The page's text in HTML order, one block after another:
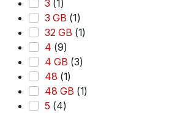
3 (1)
3 GB (1)
32 GB (1)
4 (9)
4 GB (3)
48 (1)
48 GB (1)
5 (4)